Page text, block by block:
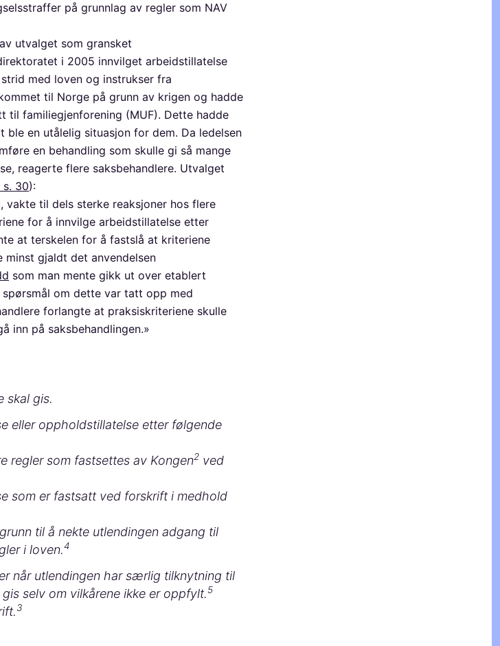
på grunnlag av regler som NAV
utvalget som gransket
i 2005 innvilget arbeidstillatelse
med loven og instrukser fra
til Norge på grunn av krigen og hadde
familiegjenforening (MUF). Dette hadde
en utålelig situasjon for dem. Da ledelsen
en behandling som skulle gi så mange
reagerte flere saksbehandlere. Utvalget
s. 30):
vakte til dels sterke reaksjoner hos flere
for å innvilge arbeidstillatelse etter
at terskelen for å fastslå at kriteriene
gjaldt det anvendelsen
som man mente gikk ut over etablert
om dette var tatt opp med
forlangte at praksiskriteriene skulle
inn på saksbehandlingen.»
skal gis.
eller oppholdstillatelse etter følgende
regler som fastsettes av Kongen​2ved
som er fastsatt ved forskrift i medhold
til å nekte utlendingen adgang til
i loven.​4
når utlendingen har særlig tilknytning til
selv om vilkårene ikke er oppfylt.​5
3